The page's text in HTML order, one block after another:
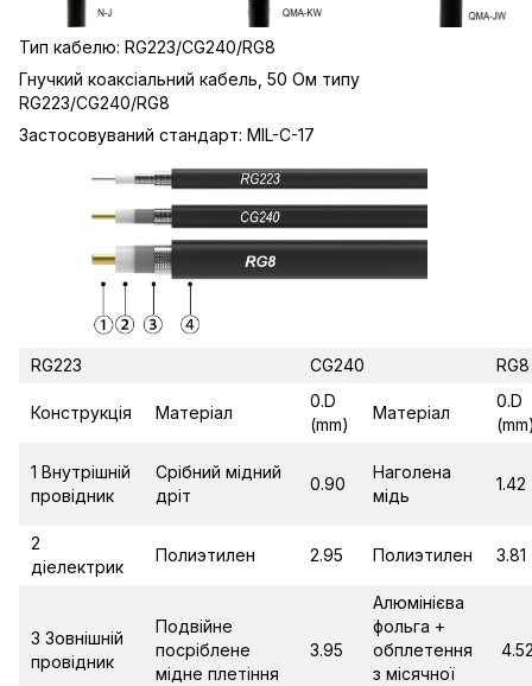
Тип кабелю: RG223/CG240/RG8
Гнучкий коаксіальний кабель, 50 Ом типу
RG223/CG240/RG8
Застосовуваний стандарт: MIL-C-17
RG223 CG240 RG8
Конструкція Матеріал
0.D
(mm)
Матеріал
0.D
1 Внутрішній
провідник
Срібний мідний
дріт
0.90
Наголена
мідь
1.42
2
діелектрик
Полиэтилен 2.95 Полиэтилен 3.81
3 Зовнішній
провідник
Подвійне
посріблене
мідне плетіння
3.95
Алюмінієва
фольга +
обплетення
з місячної